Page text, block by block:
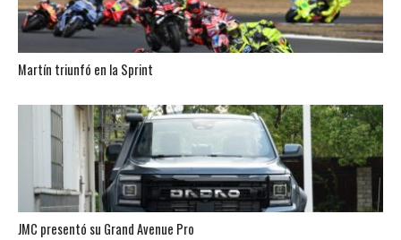
Martín triunfó en la Sprint
JMC presentó su Grand Avenue Pro